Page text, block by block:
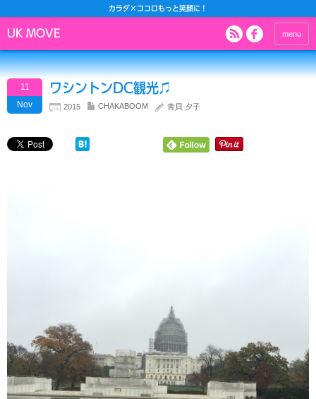
カラダ×ココロもっと笑顔に！
UK MOVE menu
11
Nov
ワシントンDC観光♫
2015 CHAKABOOM 青貝 夕子